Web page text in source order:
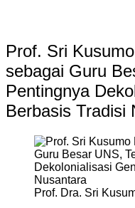
Prof. Sri
sebagai Guru
Pentingnya
Berbasis Tradisi
Prof. Dra. Sri